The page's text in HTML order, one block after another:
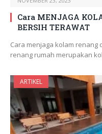
Cara MENJAGA
BERSIH TERAWAT
Cara menjaga kolam renang
renang rumah merupakan
ARTIKEL